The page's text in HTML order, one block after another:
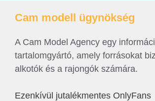
Cam modell ügynökség
A Cam Model Agency egy
tartalomgyártó, amely forrásokat
alkotók és a rajongók számára.
Ezenkívül jutalékmentes OnlyFans